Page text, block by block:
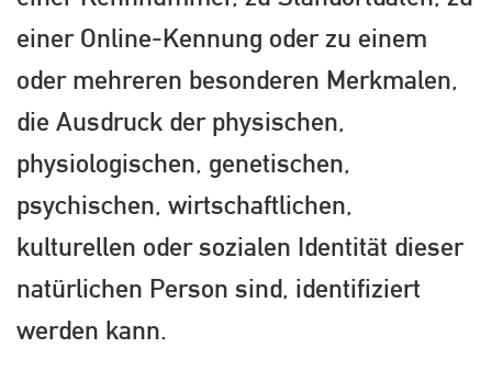
einer Online-Kennung oder zu einem
oder mehreren besonderen Merkmalen,
die Ausdruck der physischen,
physiologischen, genetischen,
psychischen, wirtschaftlichen,
kulturellen oder sozialen Identität dieser
natürlichen Person sind, identifiziert
werden kann.